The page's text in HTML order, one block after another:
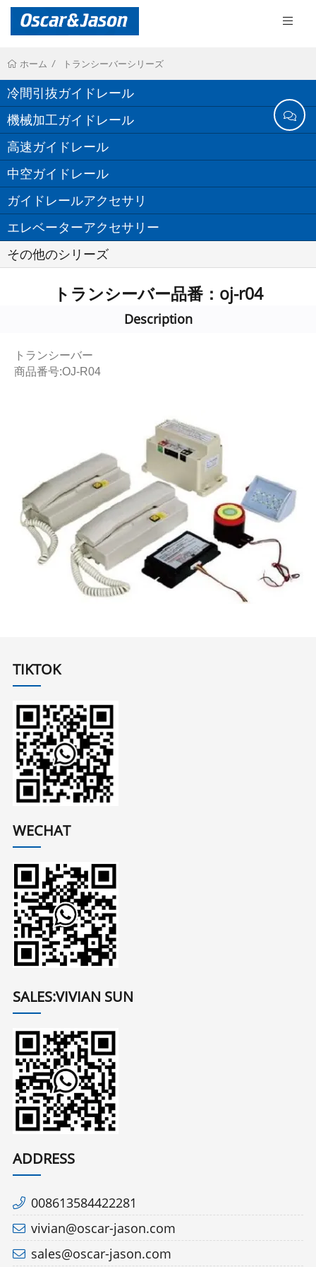
ホーム トランシーバーシリーズ
冷間引抜ガイドレール
機械加工ガイドレール
高速ガイドレール
中空ガイドレール
ガイドレールアクセサリ
エレベーターアクセサリー
その他のシリーズ
トランシーバー品番：oj-r04
Description
トランシーバー
商品番号:OJ-R04
TIKTOK
WECHAT
SALES:VIVIAN SUN
ADDRESS
008613584422281
vivian@oscar-jason.com
sales@oscar-jason.com